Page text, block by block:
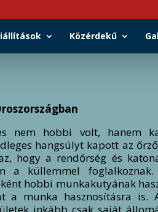
Közérdekű
nem hobbi volt, hanem
hangsúlyt kapott az
hogy a rendőrség és
küllemmel foglalkoznak.
hobbi munkakutyának
a munka hasznosításra is.